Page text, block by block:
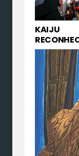
KAIJU